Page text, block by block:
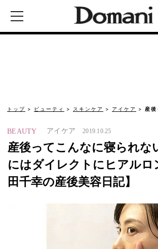
トップ ビューティ スキンケア アイケア 産
BEAUTY アイケア 2019.10.25
産後ってこんなに寝られ
にはダイレクトにヒアルロ
田千幸の産後美容日記】